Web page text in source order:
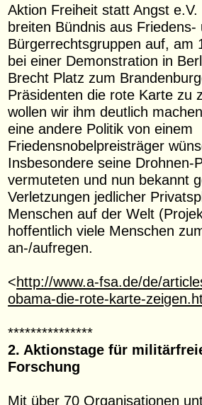
Aktion Freiheit statt Angst
breiten Bündnis aus Friedens-
Bürgerrechtsgruppen auf, am
bei einer Demonstration in
Brecht Platz zum
Präsidenten die rote Karte zu
wollen wir ihm deutlich
eine andere Politik von einem
Friedensnobelpreisträger
Insbesondere seine Drohnen-
vermuteten und nun bekannt
Verletzungen jedlicher
Menschen auf der Welt
hoffentlich viele Menschen
an-/aufregen.
<http://www.a-fsa.de/de/
obama-die-rote-karte-
***************
2. Aktionstage für
Forschung
Mit über 70 Organisationen